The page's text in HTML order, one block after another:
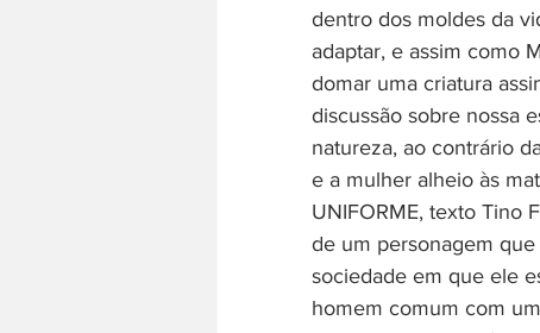
dentro dos moldes da
adaptar, e assim como
domar uma criatura
discussão sobre nossa
natureza, ao contrário
e a mulher alheio às
UNIFORME, texto Tino
de um personagem que
sociedade em que ele
homem comum com